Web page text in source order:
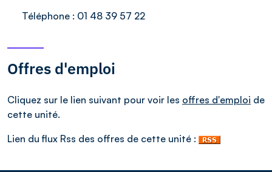
Téléphone : 01 48 39 57 22
Offres d'emploi
Cliquez sur le lien suivant pour voir les offres d'emploi de
cette unité.
Lien du flux Rss des offres de cette unité :